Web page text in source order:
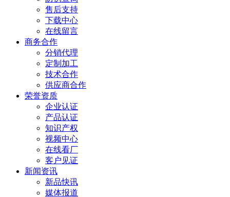
售后支持
下载中心
在线留言
商务合作
分销代理
定制加工
技术合作
供应商合作
荣誉资质
企业认证
产品认证
知识产权
视频中心
在线看厂
客户见证
新闻资讯
新品快讯
媒体报道